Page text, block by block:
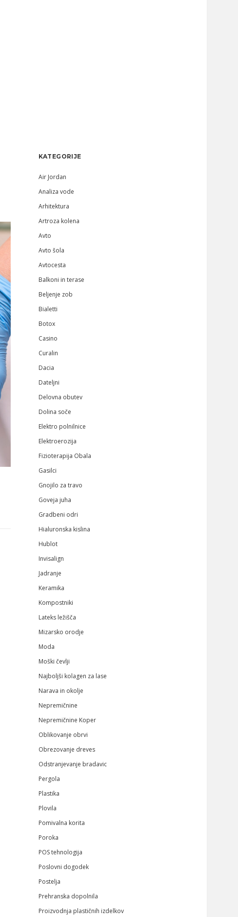
KATEGORIJE
Air Jordan
Analiza vode
Arhitektura
Artroza kolena
Avto
Avto šola
Avtocesta
Balkoni in terase
Beljenje zob
Bialetti
Botox
Casino
Curalin
Dacia
Dateljni
Delovna obutev
Dolina soče
Elektro polnilnice
Elektroerozija
Fizioterapija Obala
Gasilci
Gnojilo za travo
Goveja juha
Gradbeni odri
Hialuronska kislina
Hublot
Invisalign
Jadranje
Keramika
Kompostniki
Lateks ležišča
Mizarsko orodje
Moda
Moški čevlji
Najboljši kolagen za lase
Narava in okolje
Nepremičnine
Nepremičnine Koper
Oblikovanje obrvi
Obrezovanje dreves
Odstranjevanje bradavic
Pergola
Plastika
Plovila
Pomivalna korita
Poroka
POS tehnologija
Poslovni dogodek
Postelja
Prehranska dopolnila
Proizvodnja plastičnih izdelkov